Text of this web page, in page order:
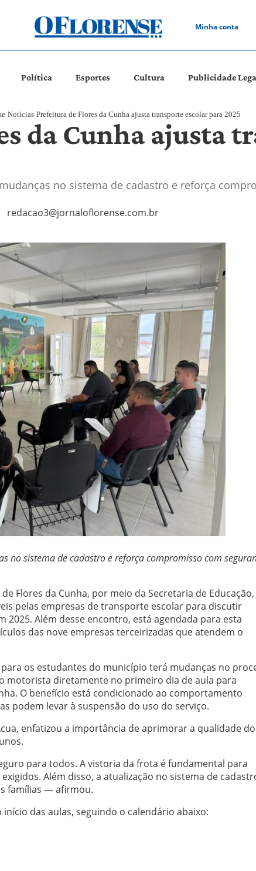
Minha conta
Política Esportes Cultura Publicidade
Notícias Prefeitura de Flores da Cunha ajusta transporte escolar para 2025
da Cunha ajusta
no sistema de cadastro e reforça
redacao3@jornaloflorense.com.br
no sistema de cadastro e reforça compromisso com
Flores da Cunha, por meio da Secretaria de Educação,
pelas empresas de transporte escolar para discutir
Além desse encontro, está agendada para esta
das nove empresas terceirizadas que atendem o
os estudantes do município terá mudanças no
motorista diretamente no primeiro dia de aula para
O benefício está condicionado ao comportamento
podem levar à suspensão do uso do serviço.
enfatizou a importância de aprimorar a qualidade do
para todos. A vistoria da frota é fundamental para
Além disso, a atualização no sistema de
famílias — afirmou.
das aulas, seguindo o calendário abaixo: